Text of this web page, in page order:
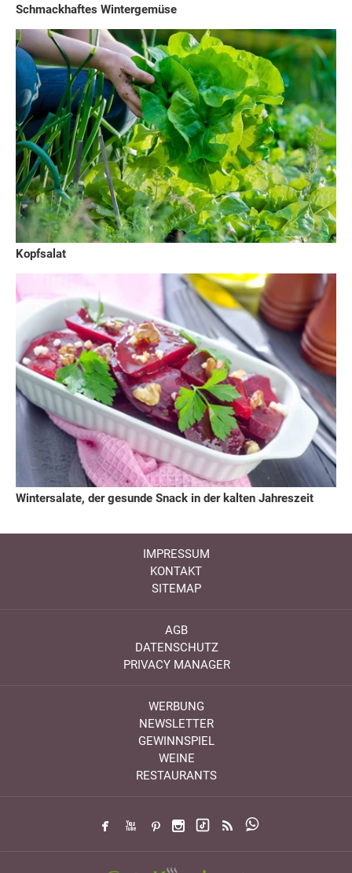
Schmackhaftes Wintergemüse
Kopfsalat
Wintersalate, der gesunde Snack in der kalten Jahreszeit
IMPRESSUM
KONTAKT
SITEMAP
AGB
DATENSCHUTZ
PRIVACY MANAGER
WERBUNG
NEWSLETTER
GEWINNSPIEL
WEINE
RESTAURANTS